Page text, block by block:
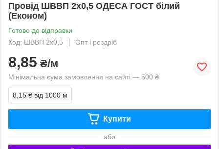
Провід ШВВП 2х0,5 ОДЕСА ГОСТ білий
(Економ)
Готово до відправки
Код: ШВВП 2х0,5
Опт і роздріб
8,85 ₴/м
Мінімальна сума замовлення на сайті — 500 ₴
8,15 ₴ від 1000 м
Купити
або